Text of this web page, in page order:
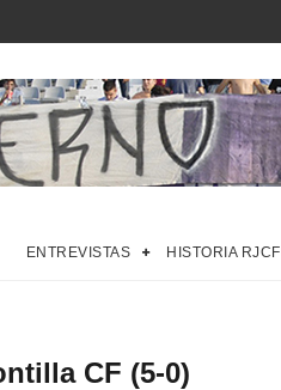
ENTREVISTAS HISTORIA RJCF
CF (5-0)